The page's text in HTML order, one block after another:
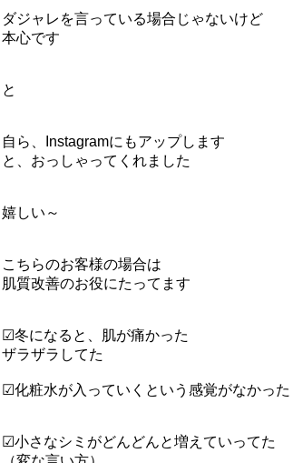
ダジャレを言っている場合じゃないけど
本心です
と
自ら、Instagramにもアップします
と、おっしゃってくれました
嬉しい～
こちらのお客様の場合は
肌質改善のお役にたってます
☑冬になると、肌が痛かった
ザラザラしてた
☑化粧水が入っていくという感覚がなかった
☑小さなシミがどんどんと増えていってた